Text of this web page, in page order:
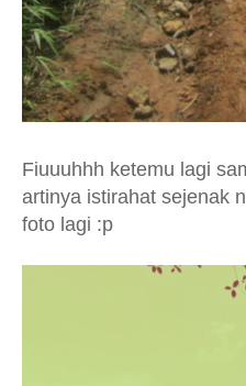
Fiuuuhhh ketemu lagi
artinya istirahat sejenak
foto lagi :p